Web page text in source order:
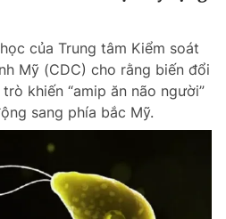
của Trung tâm Kiểm soát
Mỹ (CDC) cho rằng biến đổi
khiến “amip ăn não người”
sang phía bắc Mỹ.